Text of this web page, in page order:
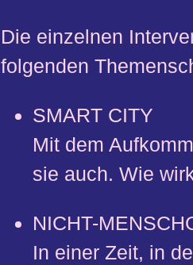
Die einzelnen
folgenden
SMART CITY
Mit dem
sie auch. Wie
NICHT-
In einer Zeit, in